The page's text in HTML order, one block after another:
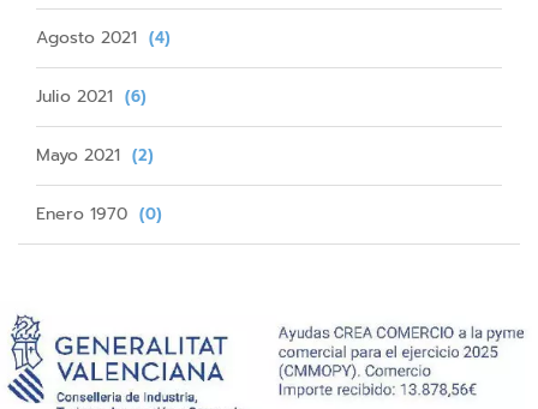
Agosto 2021 (4)
Julio 2021 (6)
Mayo 2021 (2)
Enero 1970 (0)